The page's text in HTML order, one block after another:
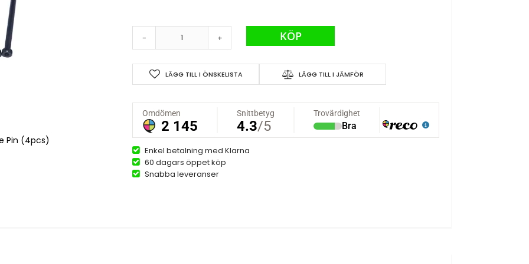
Pin (4pcs)
- + KÖP
LÄGG TILL I ÖNSKELISTA LÄGG TILL I JÄMFÖR
Enkel betalning med Klarna
60 dagars öppet köp
Snabba leveranser